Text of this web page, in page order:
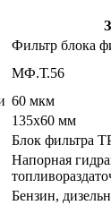
Фильтр блока
МФ.Т.56
60 мкм
135х60 мм
Блок фильтра
Напорная
Бензин,